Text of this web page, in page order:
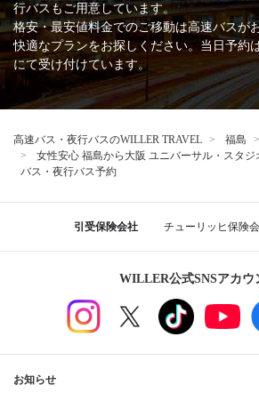
行バスもご用意しています。
格安・最安値料金でのご移動は高速バスが
快適なプランをお探しください。当日予約
にて受け付けています。
高速バス・夜行バスのWILLER TRAVEL 福島
女性安心 福島から大阪 ユニバーサル・スタジ
バス・夜行バス予約
引受保険会社 チューリッヒ保険
WILLER公式SNSアカウ
お知らせ